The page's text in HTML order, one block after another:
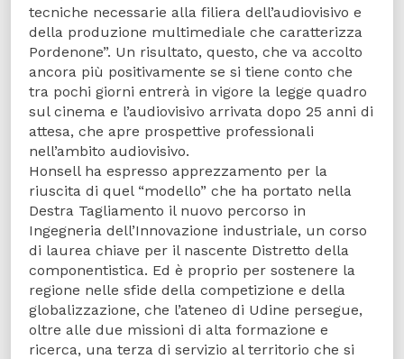
tecniche necessarie alla filiera dell’audiovisivo e
della produzione multimediale che caratterizza
Pordenone”. Un risultato, questo, che va accolto
ancora più positivamente se si tiene conto che
tra pochi giorni entrerà in vigore la legge quadro
sul cinema e l’audiovisivo arrivata dopo 25 anni di
attesa, che apre prospettive professionali
nell’ambito audiovisivo.
Honsell ha espresso apprezzamento per la
riuscita di quel “modello” che ha portato nella
Destra Tagliamento il nuovo percorso in
Ingegneria dell’Innovazione industriale, un corso
di laurea chiave per il nascente Distretto della
componentistica. Ed è proprio per sostenere la
regione nelle sfide della competizione e della
globalizzazione, che l’ateneo di Udine persegue,
oltre alle due missioni di alta formazione e
ricerca, una terza di servizio al territorio che si